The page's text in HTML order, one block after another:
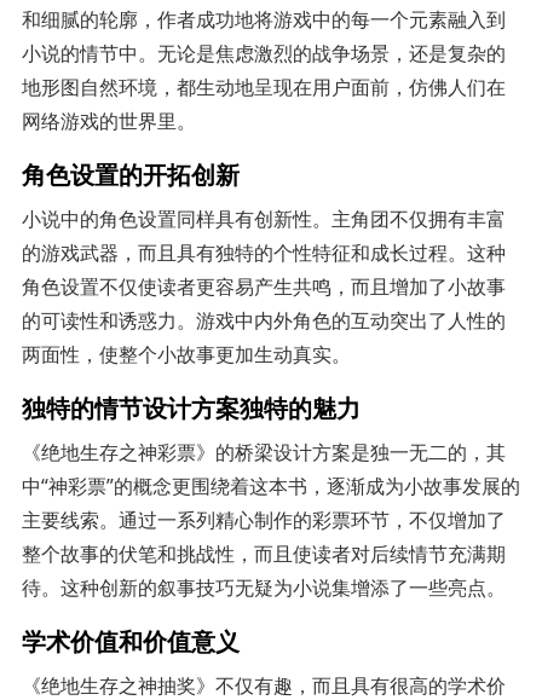
和细腻的轮廓，作者成功地将游戏中的每一个元素融入到
小说的情节中。无论是焦虑激烈的战争场景，还是复杂的
地形图自然环境，都生动地呈现在用户面前，仿佛人们在
网络游戏的世界里。
角色设置的开拓创新
小说中的角色设置同样具有创新性。主角团不仅拥有丰富
的游戏武器，而且具有独特的个性特征和成长过程。这种
角色设置不仅使读者更容易产生共鸣，而且增加了小故事
的可读性和诱惑力。游戏中内外角色的互动突出了人性的
两面性，使整个小故事更加生动真实。
独特的情节设计方案独特的魅力
《绝地生存之神彩票》的桥梁设计方案是独一无二的，其
中“神彩票”的概念更围绕着这本书，逐渐成为小故事发展的
主要线索。通过一系列精心制作的彩票环节，不仅增加了
整个故事的伏笔和挑战性，而且使读者对后续情节充满期
待。这种创新的叙事技巧无疑为小说集增添了一些亮点。
学术价值和价值意义
《绝地生存之神抽奖》不仅有趣，而且具有很高的学术价